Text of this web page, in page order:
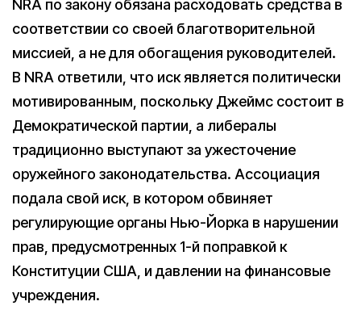
NRA по закону обязана расходовать средства в
соответствии со своей благотворительной
миссией, а не для обогащения руководителей.
В NRA ответили, что иск является политически
мотивированным, поскольку Джеймс состоит в
Демократической партии, а либералы
традиционно выступают за ужесточение
оружейного законодательства. Ассоциация
подала свой иск, в котором обвиняет
регулирующие органы Нью-Йорка в нарушении
прав, предусмотренных 1-й поправкой к
Конституции США, и давлении на финансовые
учреждения.